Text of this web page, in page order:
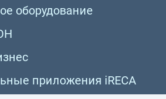
оборудование
приложения iRECA